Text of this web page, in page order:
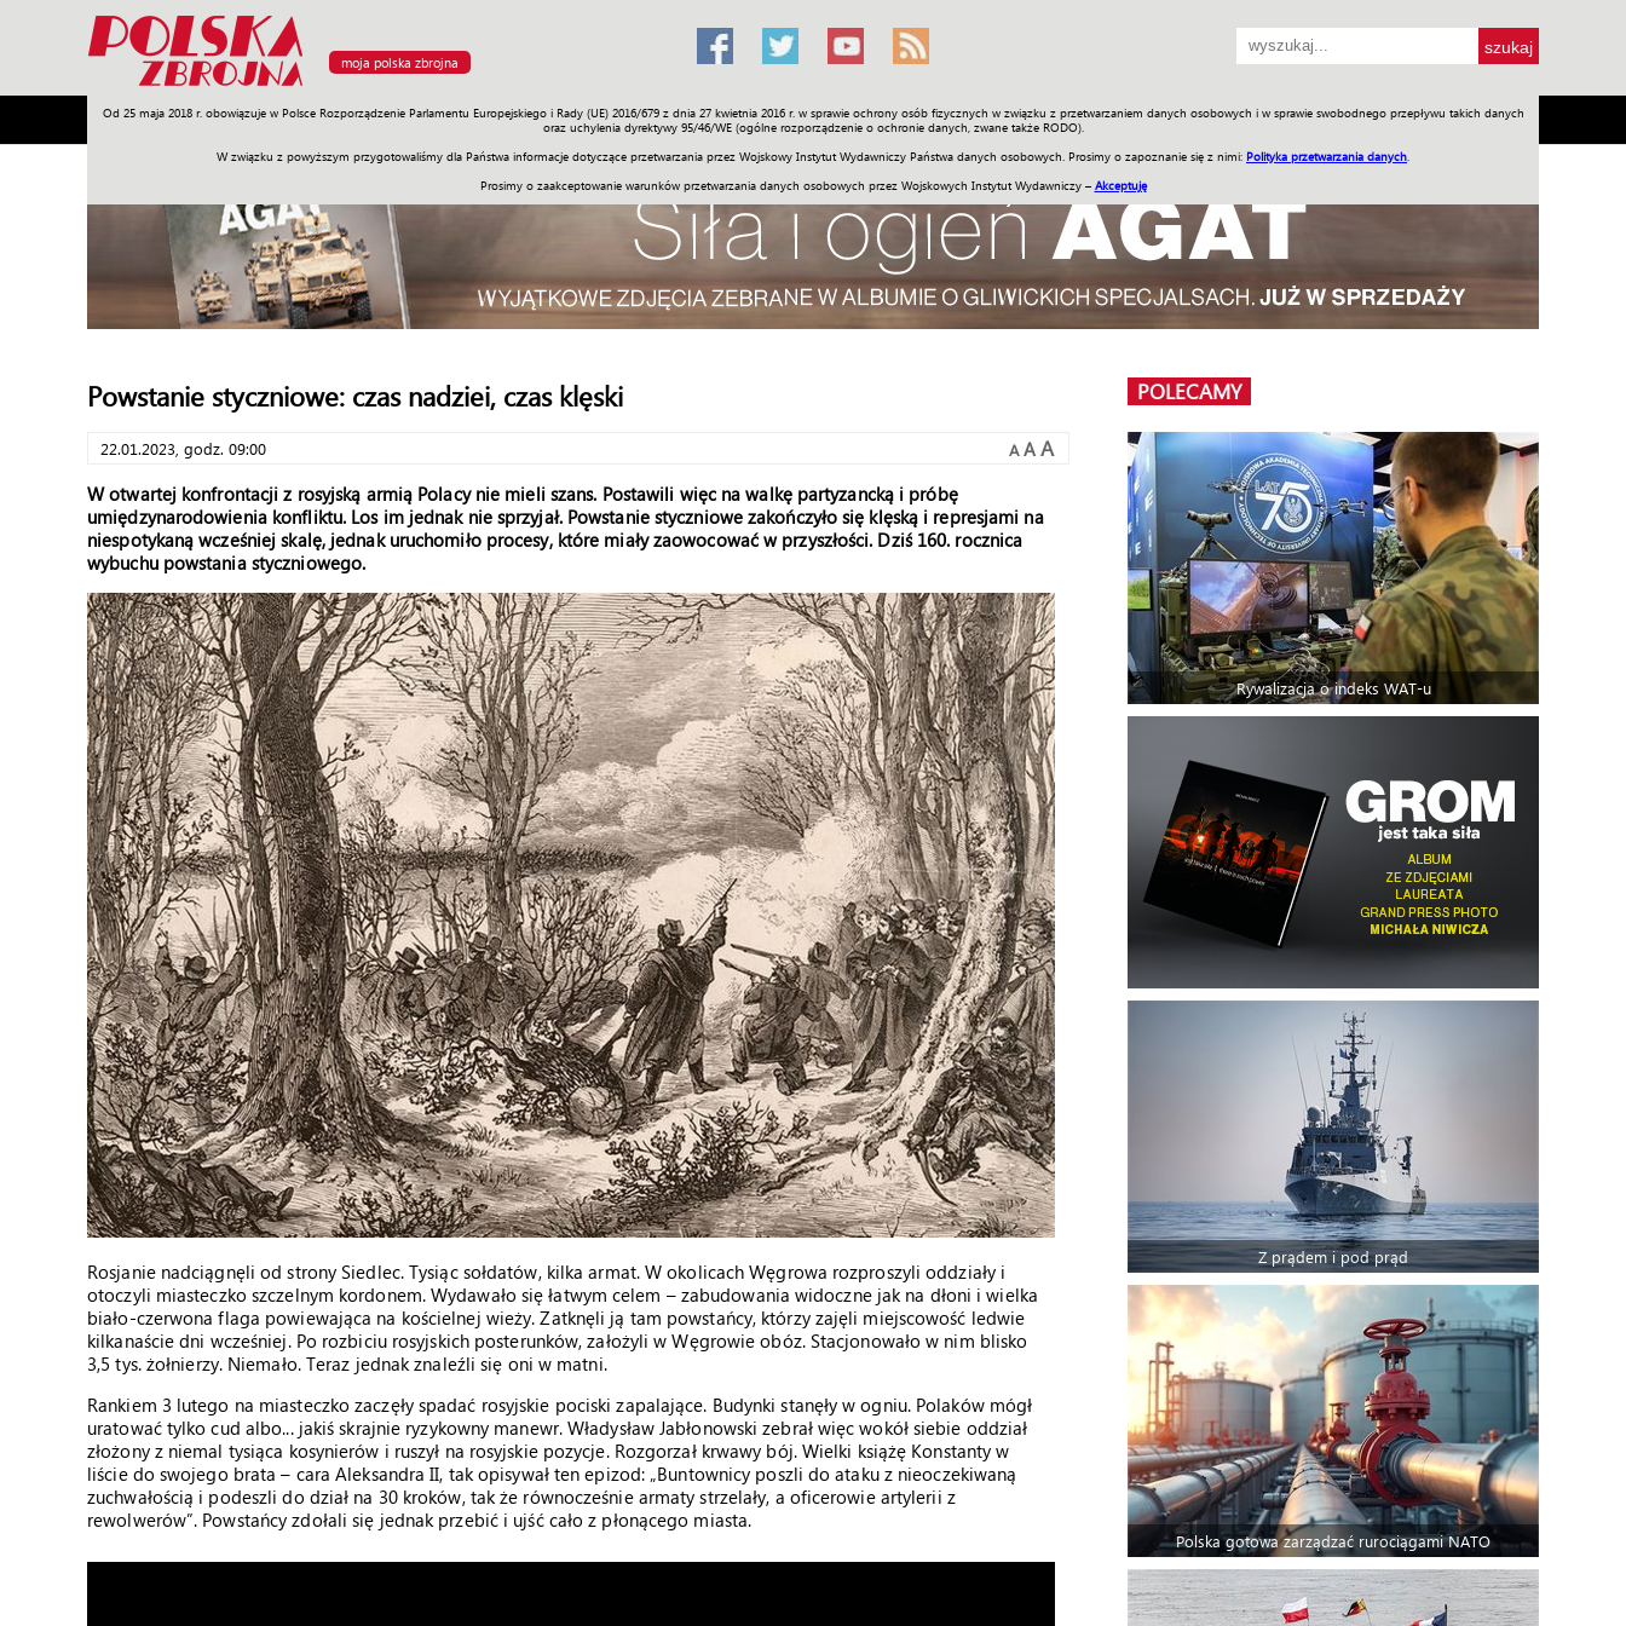
moja polska zbrojna
Od 25 maja 2018 r. obowiązuje w Polsce Rozporządzenie Parlamentu Europejskiego i Rady (UE) 2016/679 z dnia 27 kwietnia 2016 r. w sprawie ochrony osób fizycznych w związku z przetwarzaniem danych osobowych i w sprawie swobodnego przepływu takich danych
oraz uchylenia dyrektywy 95/46/WE (ogólne rozporządzenie o ochronie danych, zwane także RODO).
W związku z powyższym przygotowaliśmy dla Państwa informacje dotyczące przetwarzania przez Wojskowy Instytut Wydawniczy Państwa danych osobowych. Prosimy o zapoznanie się z nimi: Polityka przetwarzania danych
Prosimy o zaakceptowanie warunków przetwarzania danych osobowych przez Wojskowych Instytut Wydawniczy – Akceptuję
Armia Poligon Sprzęt Misje Polityka Prawo Świat Społeczność Sport Historia Galerie Wideo ENGLISH SKLEP Jednodniówki Praca w WIW
Powstanie styczniowe: czas nadziei, czas klęski
22.01.2023, godz. 09:00 A A A
W otwartej konfrontacji z rosyjską armią Polacy nie mieli szans. Postawili więc na walkę partyzancką i próbę
umiędzynarodowienia konfliktu. Los im jednak nie sprzyjał. Powstanie styczniowe zakończyło się klęską i represjami na
niespotykaną wcześniej skalę, jednak uruchomiło procesy, które miały zaowocować w przyszłości. Dziś 160. rocznica
wybuchu powstania styczniowego.
Rosjanie nadciągnęli od strony Siedlec. Tysiąc sołdatów, kilka armat. W okolicach Węgrowa rozproszyli oddziały i
otoczyli miasteczko szczelnym kordonem. Wydawało się łatwym celem – zabudowania widoczne jak na dłoni i wielka
biało-czerwona flaga powiewająca na kościelnej wieży. Zatknęli ją tam powstańcy, którzy zajęli miejscowość ledwie
kilkanaście dni wcześniej. Po rozbiciu rosyjskich posterunków, założyli w Węgrowie obóz. Stacjonowało w nim blisko
3,5 tys. żołnierzy. Niemało. Teraz jednak znaleźli się oni w matni.
Rankiem 3 lutego na miasteczko zaczęły spadać rosyjskie pociski zapalające. Budynki stanęły w ogniu. Polaków mógł
uratować tylko cud albo... jakiś skrajnie ryzykowny manewr. Władysław Jabłonowski zebrał więc wokół siebie oddział
złożony z niemal tysiąca kosynierów i ruszył na rosyjskie pozycje. Rozgorzał krwawy bój. Wielki książę Konstanty w
liście do swojego brata – cara Aleksandra II, tak opisywał ten epizod: „Buntownicy poszli do ataku z nieoczekiwaną
zuchwałością i podeszli do dział na 30 kroków, tak że równocześnie armaty strzelały, a oficerowie artylerii z
rewolwerów”. Powstańcy zdołali się jednak przebić i ujść cało z płonącego miasta.
POLECAMY
Rywalizacja o indeks WAT-u
Z prądem i pod prąd
Polska gotowa zarządzać rurociągami NATO